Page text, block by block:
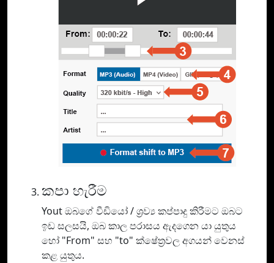
කපා හැරීම
Yout ඔබගේ වීඩියෝ / ශ්‍රව්‍ය කප්පාදු කිරීමට ඔබට
ඉඩ සලසයි, ඔබ කාල පරාසය ඇදගෙන යා යුතුය
හෝ "From" සහ "to" ක්ෂේත්‍රවල අගයන් වෙනස්
කළ යුතුය.